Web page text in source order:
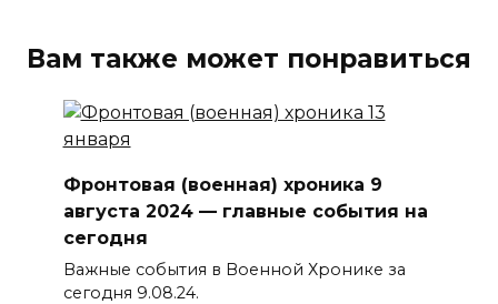
Вам также может понравиться
Фронтовая (военная) хроника 9
августа 2024 — главные события на
сегодня
Важные события в Военной Хронике за
сегодня 9.08.24.